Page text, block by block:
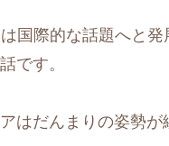
国際的な話題へと
です。
はだんまりの姿勢